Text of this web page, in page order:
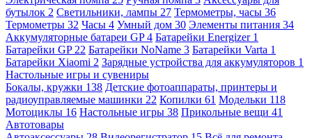
бутылок 2 Светильники, лампы 27 Термометры, часы 36
Термометры 32 Часы 4 Умный дом 30 Элементы питания 34
Аккумуляторные батареи GP4 Батарейки Energizer 1
Батарейки GP 22 Батарейки NoName 3 Батарейки Varta 1
Батарейки Xiaomi 2 Зарядные устройства для аккумуляторов 1
Настольные игры и сувениры
Бокалы, кружки 138 Детские фотоаппараты, принтеры и
радиоуправляемые машинки 22 Копилки 61 Модельки 118
Мотоциклы 16 Настольные игры 38 Прикольные вещи 41
Автотовары